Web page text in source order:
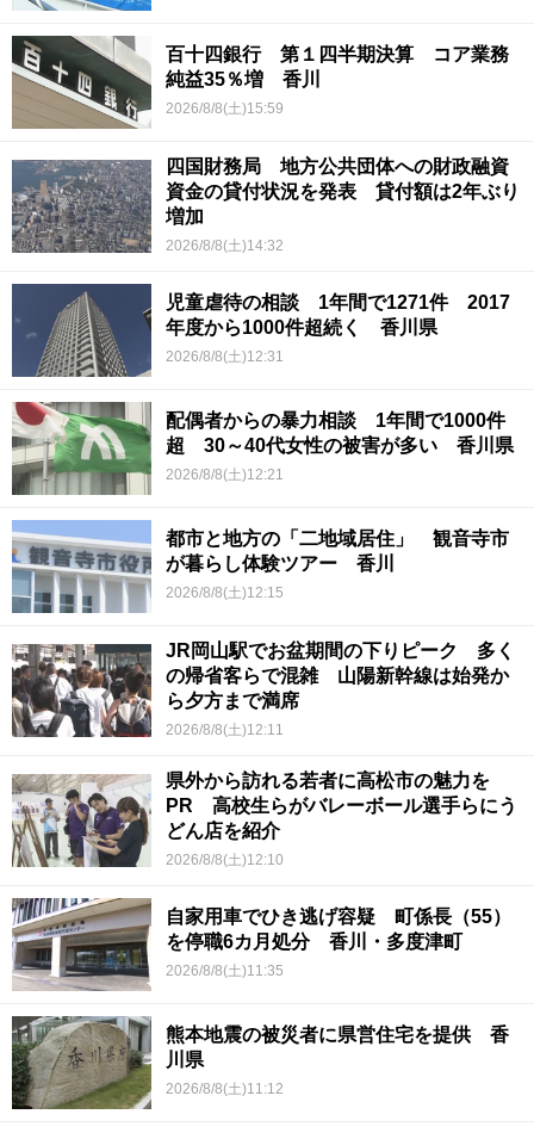
百十四銀行 第１四半期決算 コア業務
純益35％増 香川
2026/8/8(土)15:59
四国財務局 地方公共団体への財政融資
資金の貸付状況を発表 貸付額は2年ぶり
増加
2026/8/8(土)14:32
児童虐待の相談 1年間で1271件 2017
年度から1000件超続く 香川県
2026/8/8(土)12:31
配偶者からの暴力相談 1年間で1000件
超 30～40代女性の被害が多い 香川県
2026/8/8(土)12:21
都市と地方の「二地域居住」 観音寺市
が暮らし体験ツアー 香川
2026/8/8(土)12:15
JR岡山駅でお盆期間の下りピーク 多く
の帰省客らで混雑 山陽新幹線は始発か
ら夕方まで満席
2026/8/8(土)12:11
県外から訪れる若者に高松市の魅力を
PR 高校生らがバレーボール選手らにう
どん店を紹介
2026/8/8(土)12:10
自家用車でひき逃げ容疑 町係長（55）
を停職6カ月処分 香川・多度津町
2026/8/8(土)11:35
熊本地震の被災者に県営住宅を提供 香
川県
2026/8/8(土)11:12